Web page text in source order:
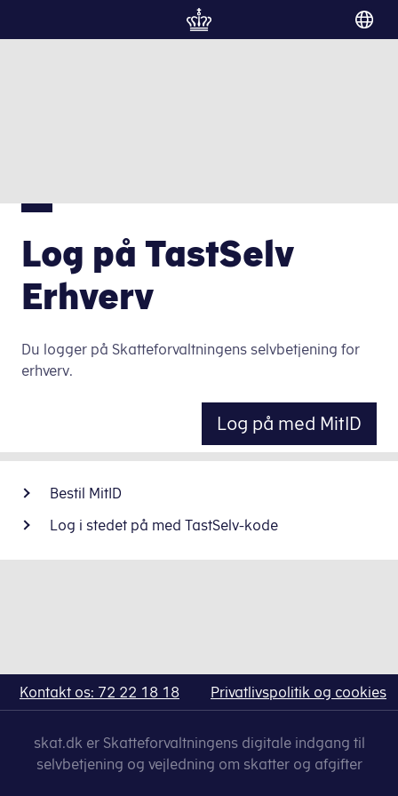
Gå til forside
Log på TastSelv
Erhverv
Du logger på Skatteforvaltningens selvbetjening for
erhverv.
Log på med MitID
Bestil MitID
Log i stedet på med TastSelv-kode
Kontakt os: 72 22 18 18 Privatlivspolitik og cookies
skat.dk er Skatteforvaltningens digitale indgang til
selvbetjening og vejledning om skatter og afgifter